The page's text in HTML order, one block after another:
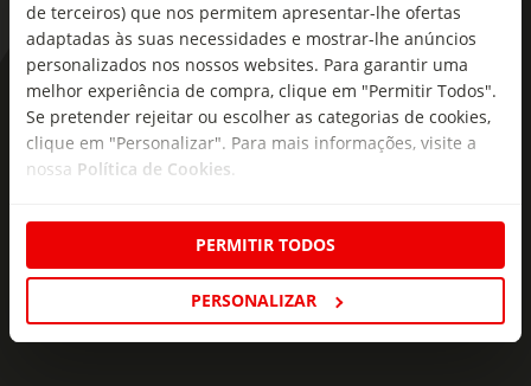
de terceiros) que nos permitem apresentar-lhe ofertas
adaptadas às suas necessidades e mostrar-lhe anúncios
personalizados nos nossos websites. Para garantir uma
melhor experiência de compra, clique em "Permitir Todos".
Se pretender rejeitar ou escolher as categorias de cookies,
clique em "Personalizar". Para mais informações, visite a
nossa Política de Cookies.
PERMITIR TODOS
PERSONALIZAR
Material:
Plástico sem BPA
Capacidade:
2,4 Lt
Dimensões:
Style Essential
As novidades mais frescas no
seu e-mail!
Subscreva e descubra campanhas exclusivas,
mail
Subscrever